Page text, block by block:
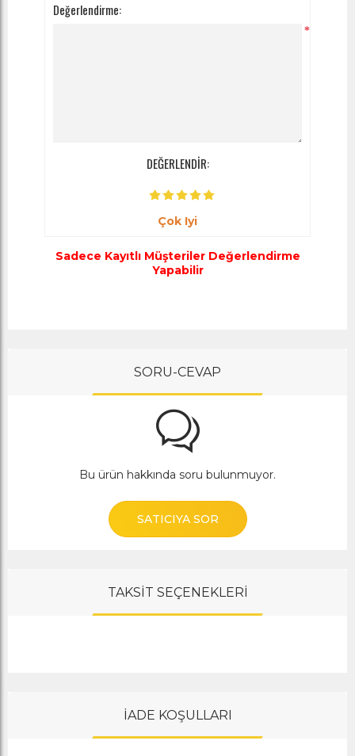
Değerlendirme:
*
DEĞERLENDİR:
Çok Iyi
Sadece Kayıtlı Müşteriler Değerlendirme
Yapabilir
SORU-CEVAP
Bu ürün hakkında soru bulunmuyor.
SATICIYA SOR
TAKSİT SEÇENEKLERİ
İADE KOŞULLARI